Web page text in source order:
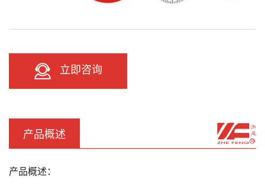
立即咨询
产品概述
产品概述：